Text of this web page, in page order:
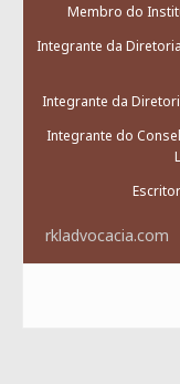
Membro do
Integrante da
Integrante da
Integrante do
rkladvocacia.com